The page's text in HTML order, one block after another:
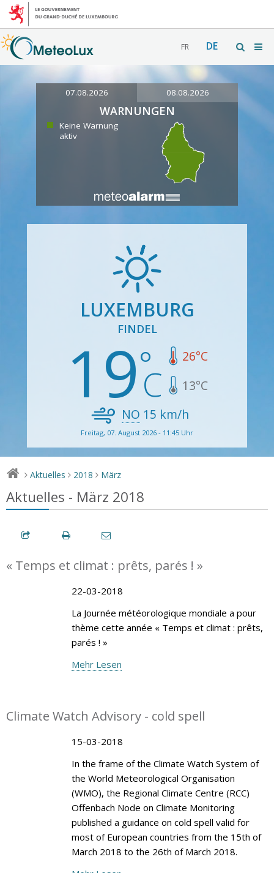
FR DE
07.08.2026 08.08.2026
WARNUNGEN
Keine Warnung
aktiv
LUXEMBURG
FINDEL
19 26°C
13°C
NO 15 km/h
Freitag, 07. August 2026 - 11:45 Uhr
> Aktuelles > 2018 > März
Aktuelles - März 2018
« Temps et climat : prêts, parés ! »
22-03-2018
La Journée météorologique mondiale a pour
thème cette année « Temps et climat : prêts,
parés ! »
Mehr Lesen
Climate Watch Advisory - cold spell
15-03-2018
In the frame of the Climate Watch System of
the World Meteorological Organisation
(WMO), the Regional Climate Centre (RCC)
Offenbach Node on Climate Monitoring
published a guidance on cold spell valid for
most of European countries from the 15th of
March 2018 to the 26th of March 2018.